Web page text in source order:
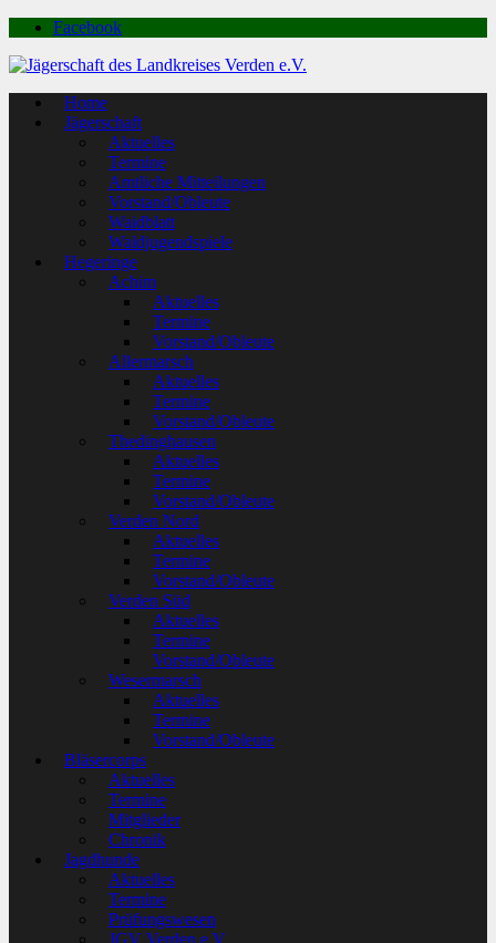
Facebook
Home
Jägerschaft
Aktuelles
Termine
Amtliche Mitteilungen
Vorstand/Obleute
Waidblatt
Waldjugendspiele
Hegeringe
Achim
Aktuelles
Termine
Vorstand/Obleute
Allermarsch
Aktuelles
Termine
Vorstand/Obleute
Thedinghausen
Aktuelles
Termine
Vorstand/Obleute
Verden Nord
Aktuelles
Termine
Vorstand/Obleute
Verden Süd
Aktuelles
Termine
Vorstand/Obleute
Wesermarsch
Aktuelles
Termine
Vorstand/Obleute
Bläsercorps
Aktuelles
Termine
Mitglieder
Chronik
Jagdhunde
Aktuelles
Termine
Prüfungswesen
JGV Verden e.V.